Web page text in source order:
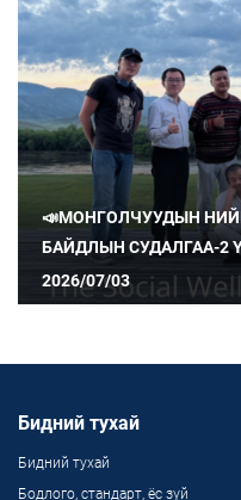
📣МОНГОЛЧУУДЫН
БАЙДЛЫН СУДАЛГАА-
2026/07/03
Бидний тухай
Бидний тухай
Бодлого, стандарт, ёс зүй